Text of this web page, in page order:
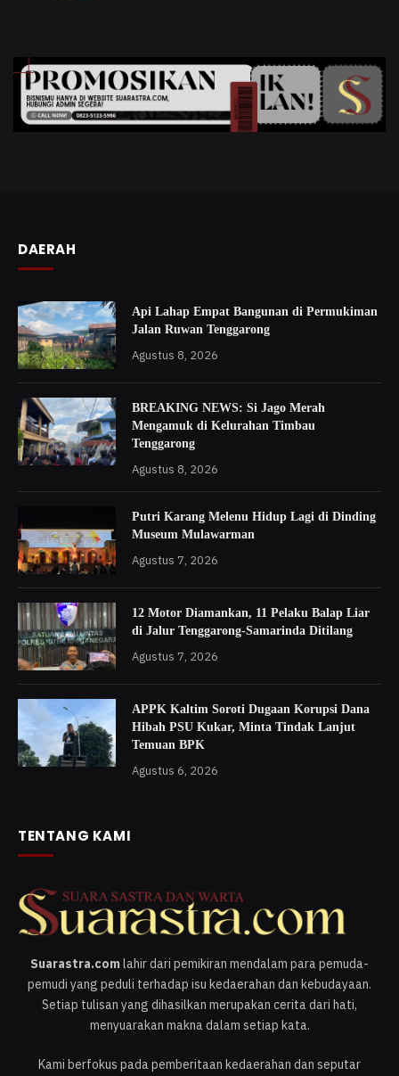
DAERAH
Api Lahap Empat Bangunan di Permukiman
Jalan Ruwan Tenggarong
Agustus 8, 2026
BREAKING NEWS: Si Jago Merah
Mengamuk di Kelurahan Timbau
Tenggarong
Agustus 8, 2026
Putri Karang Melenu Hidup Lagi di Dinding
Museum Mulawarman
Agustus 7, 2026
12 Motor Diamankan, 11 Pelaku Balap Liar
di Jalur Tenggarong-Samarinda Ditilang
Agustus 7, 2026
APPK Kaltim Soroti Dugaan Korupsi Dana
Hibah PSU Kukar, Minta Tindak Lanjut
Temuan BPK
Agustus 6, 2026
TENTANG KAMI
Suarastra.comlahir dari pemikiran mendalam para pemuda-
pemudi yang peduli terhadap isu kedaerahan dan kebudayaan.
Setiap tulisan yang dihasilkan merupakan cerita dari hati,
menyuarakan makna dalam setiap kata.
Kami berfokus pada pemberitaan kedaerahan dan seputar